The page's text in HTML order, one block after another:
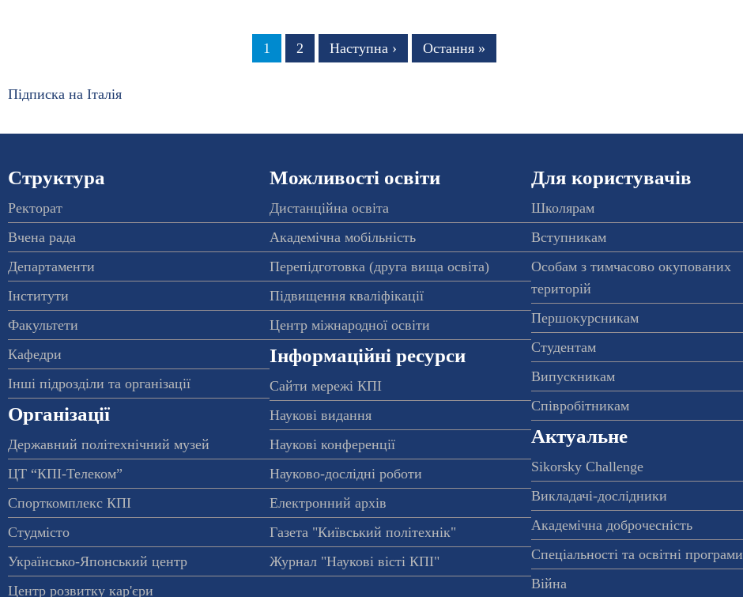
Сторінка
1 Сторінка
2
Наступна
Наступна ›
Остання
Остання »
Підписка на Італія
Структура
Ректорат
Вчена рада
Департаменти
Інститути
Факультети
Кафедри
Інші підрозділи та організації
Організації
Державний політехнічний музей
ЦТ “КПІ-Телеком”
Спорткомплекс КПІ
Студмісто
Українсько-Японський центр
Центр розвитку кар'єри
Можливості освіти
Дистанційна освіта
Академічна мобільність
Перепідготовка (друга вища освіта)
Підвищення кваліфікації
Центр міжнародної освіти
Інформаційні ресурси
Сайти мережі КПІ
Наукові видання
Наукові конференції
Науково-дослідні роботи
Електронний архів
Газета "Київський політехнік"
Журнал "Наукові вісті КПІ"
Для користувачів
Школярам
Вступникам
Особам з тимчасово окупованих
територій
Першокурсникам
Студентам
Випускникам
Співробітникам
Актуальне
Sikorsky Challenge
Викладачі-дослідники
Академічна доброчесність
Спеціальності та освітні програми
Війна